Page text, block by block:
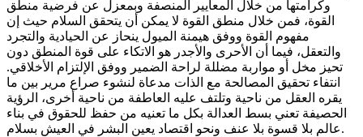
وكرامتها من خلال المعايير المنصفة وبمعزل عن فرضية منطق
القوة، فمن خلال منطق القوة لا يمكن أن يتحقق السلام حيث إن
مفهوم القوة ووفق هيمنة الميول ينحاز عن الحيادية والتجرد
والتعقل، فيما أن الأحرى والأجدر هو الاتكاء على قوة المنطق دون
تحيز مخل أو مواربة مضللة لراحة الضمير ووفق الإلتزام الأخلاقي.
انتفاء تحقيق المصالحة مع الذات مدعاة لنشوء صراع مرير بين ما
يقره العقل من ناحية وتلتف عليه العاطفة من ناحية أخرى، الرؤية
الحصيفة تعني بسط العدالة بكل ما تعنيه من حفظ للحقوق في بناء
عالم بلا قسوة بلا عنف ونحو اقتصاد يعين البشر في العيش بسلام.